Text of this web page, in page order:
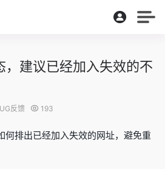
，建议已经加入失效的不
反馈 193
何排出已经加入失效的网址，避免重